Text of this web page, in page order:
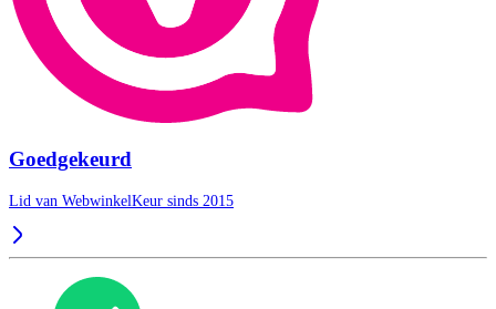
Goedgekeurd
Lid van WebwinkelKeur sinds 2015